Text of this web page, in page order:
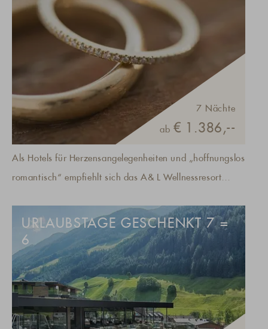
7 Nächte
ab € 1.386,--
Als Hotels für Herzensangelegenheiten und „hoffnungslos
romantisch“ empfiehlt sich das A& L Wellnessresort
am offenen Kamin, das Prickeln am Pool, die Himmel-
Betten – und das alles in einer Landschaft zum
Verlieben.Die Preise inklusive Premium Inclusive
Gourmetpension sind saisonsabhängig.
URLAUBSTAGE GESCHENKT 7 =
6